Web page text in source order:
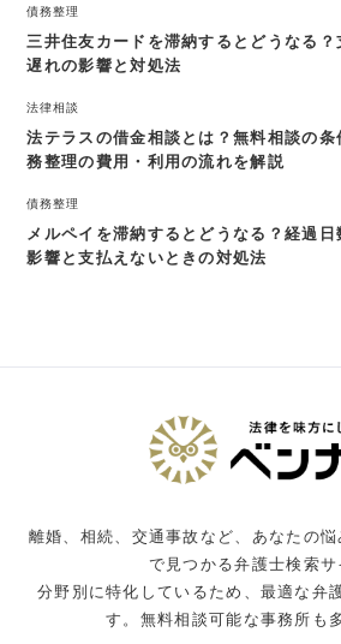
債務整理
三井住友カードを滞納するとどうなる？
遅れの影響と対処法
法律相談
法テラスの借金相談とは？無料相談の条
務整理の費用・利用の流れを解説
債務整理
メルペイを滞納するとどうなる？経過日
影響と支払えないときの対処法
離婚、相続、交通事故など、あなたの
で見つかる弁護士検索サ
分野別に特化しているため、最適な弁
す。無料相談可能な事務所も